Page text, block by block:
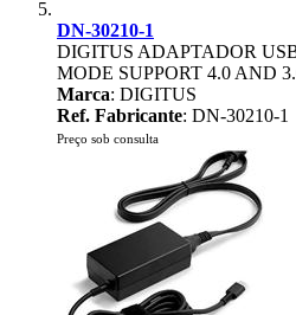
DN-30210-1
DIGITUS ADAPTADOR
MODE SUPPORT 4.0 AND
Marca: DIGITUS
Ref. Fabricante: DN-30210-1
Preço sob consulta